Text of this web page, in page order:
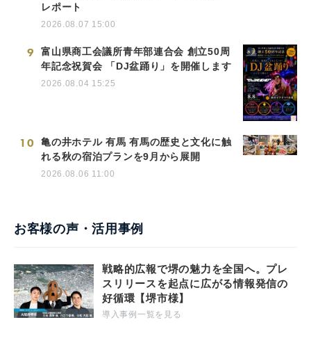
レポート
2026.08.07 15:00
9
富山県商工会議所青年部連合会 創立50周
年記念祝賀会 「DJ盆踊り」を開催します
2026.08.04 15:25
10
亀の井ホテル 有馬 有馬の歴史と文化に触
れる秋の宿泊プランを9月から展開
2026.08.06 11:00
お客様の声・活用事例
戦略的広報で堺の魅力を全国へ。プレ
スリリースを起点に広がる情報発信の
好循環【堺市様】
導入事例一覧を見る